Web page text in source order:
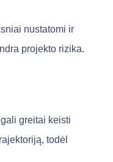
nustatomi ir
projekto rizika.
gali greitai keisti
todėl